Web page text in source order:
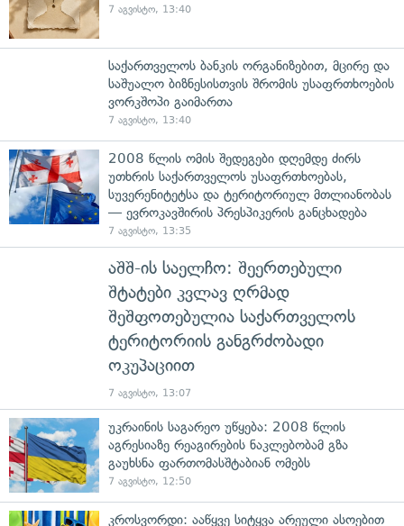
7 აგვისტო, 13:40
საქართველოს ბანკის ორგანიზებით, მცირე და
საშუალო ბიზნესისთვის შრომის უსაფრთხოების
ვორკშოპი გაიმართა
7 აგვისტო, 13:40
2008 წლის ომის შედეგები დღემდე ძირს
უთხრის საქართველოს უსაფრთხოებას,
სუვერენიტეტსა და ტერიტორიულ მთლიანობას
— ევროკავშირის პრესპიკერის განცხადება
7 აგვისტო, 13:35
აშშ-ის საელჩო: შეერთებული
შტატები კვლავ ღრმად
შეშფოთებულია საქართველოს
ტერიტორიის განგრძობადი
ოკუპაციით
7 აგვისტო, 13:07
უკრაინის საგარეო უწყება: 2008 წლის
აგრესიაზე რეაგირების ნაკლებობამ გზა
გაუხსნა ფართომასშტაბიან ომებს
7 აგვისტო, 12:50
კროსვორდი: ააწყვე სიტყვა არეული ასოებით